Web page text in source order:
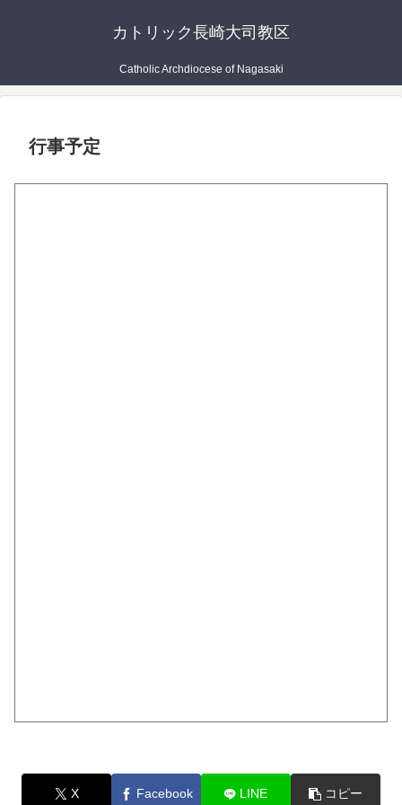
カトリック長崎大司教区
Catholic Archdiocese of Nagasaki
行事予定
X Facebook LINE コピー